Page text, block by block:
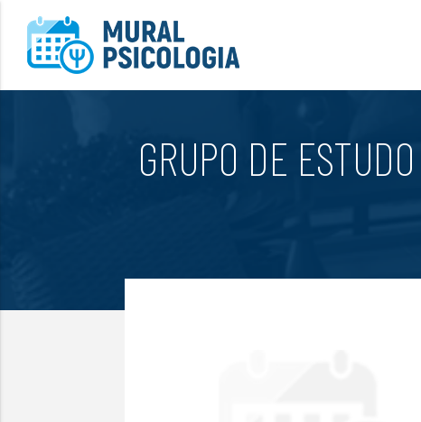
GRUPO DE